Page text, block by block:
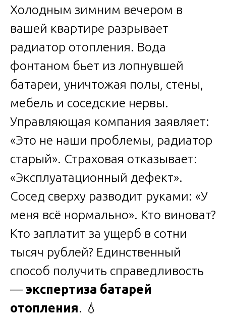
Холодным зимним вечером в
вашей квартире разрывает
радиатор отопления. Вода
фонтаном бьет из лопнувшей
батареи, уничтожая полы, стены,
мебель и соседские нервы.
Управляющая компания заявляет:
«Это не наши проблемы, радиатор
старый». Страховая отказывает:
«Эксплуатационный дефект».
Сосед сверху разводит руками: «У
меня всё нормально». Кто виноват?
Кто заплатит за ущерб в сотни
тысяч рублей? Единственный
способ получить справедливость
— экспертиза батарей
отопления. 💧